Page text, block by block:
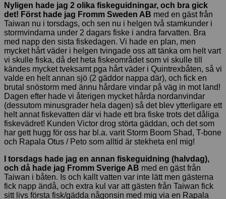
Nyligen hade jag 2 olika fiskeguidningar, och bra gick
det! Först hade jag Fromm Sweden AB med en gäst från
Taiwan nu i torsdags, och sen nu i helgen två stamkunder i
stormvindarna under 2 dagars fiske i andra farvatten. Bra
med napp den sista fiskedagen. Vi hade en plan, men
mycket hårt väder i helgen tvingade oss att tänka om helt vart
vi skulle fiska, då det heta fiskeområdet som vi skulle till
kändes mycket tveksamt pga hårt väder i Quintrexbåten, så vi
valde en helt annan sjö (2 gäddor nappa där), och fick en
brutal snöstorm med ännu hårdare vindar på väg in mot land!
Dagen efter hade vi återigen mycket hårda nordanvindar
(dessutom minusgrader hela dagen) så det blev ytterligare ett
helt annat fiskevatten där vi hade ett bra fiske trots det dåliga
fiskevädret! Kunden Victor drog störta gäddan, och det som
har gett hugg för oss har bl.a. varit Storm Boom Shad, T-bone
och Rapala Otus / Peto som alltid är stekheta enl mig!
I torsdags hade jag en annan fiskeguidning (halvdag),
och då hade jag Fromm Sverige AB med en gäst från
Taiwan i båten. Is och kallt vatten var inte lätt men gästerna
fick napp ändå, och extra kul var att gästen från Taiwan fick
sitt livs första fisk/gädda någonsin med mig via en Rapala